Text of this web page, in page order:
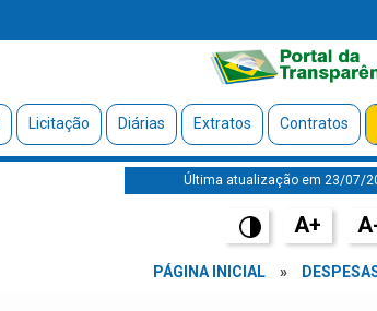
Licitação Diárias Extratos Contratos
Última atualização em 23/07/
A+
PÁGINA INICIAL »